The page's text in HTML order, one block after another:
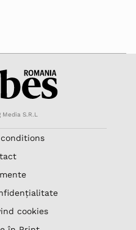
S.R.L
cookies